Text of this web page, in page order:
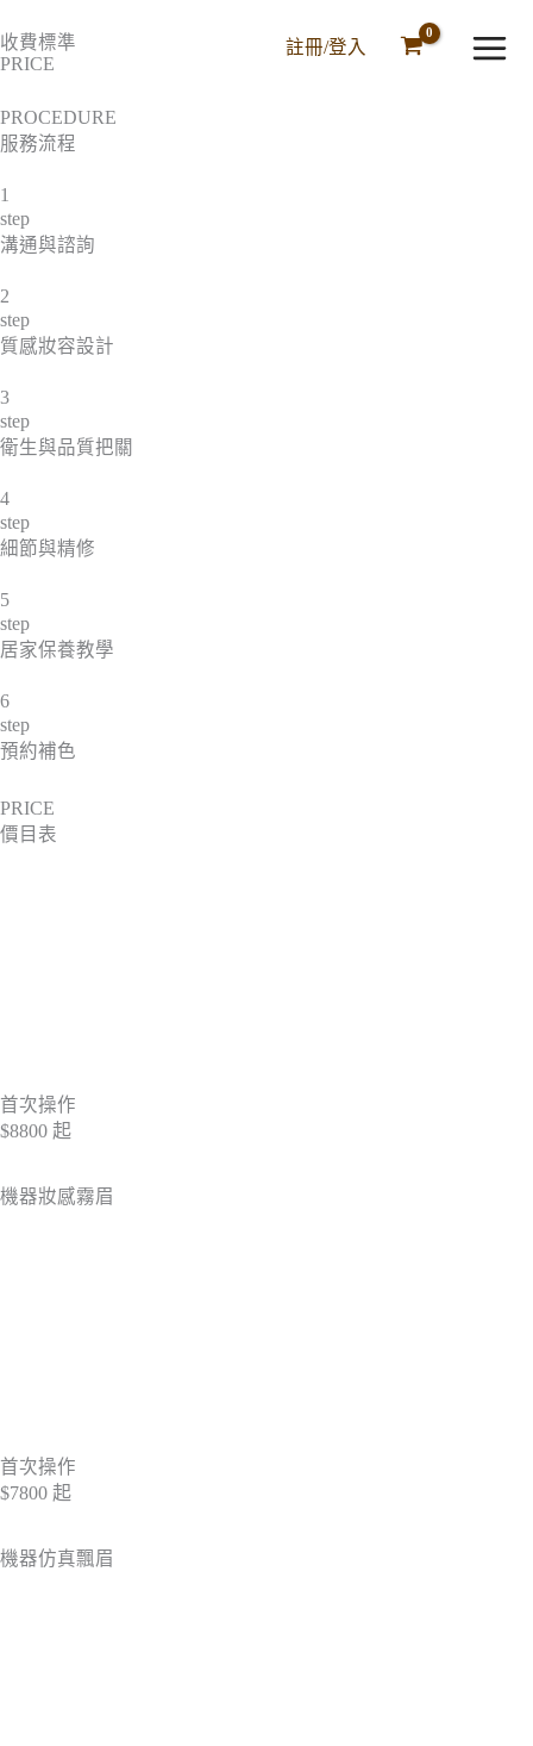
至
主
內
註冊/登入
收費標準
PRICE
PROCEDURE
服務流程
1
step
溝通與諮詢
2
step
質感妝容設計
3
step
衛生與品質把關
4
step
細節與精修
5
step
居家保養教學
6
step
預約補色
PRICE
價目表
首次操作
$8800 起
機器妝感霧眉
首次操作
$7800 起
機器仿真飄眉